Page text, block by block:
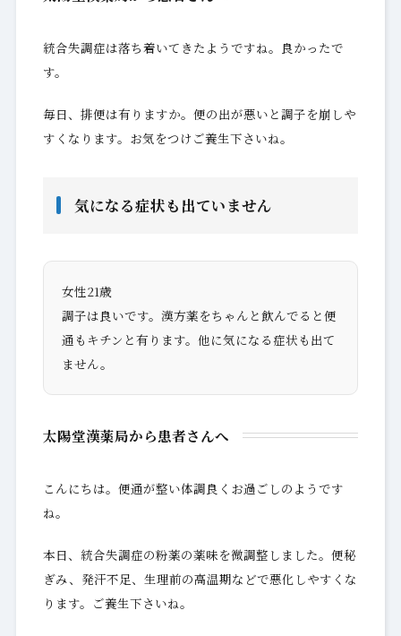
統合失調症は落ち着いてきたようですね。良かったで
す。
毎日、排便は有りますか。便の出が悪いと調子を崩しや
すくなります。お気をつけご養生下さいね。
気になる症状も出ていません
女性21歳
調子は良いです。漢方薬をちゃんと飲んでると便
通もキチンと有ります。他に気になる症状も出て
ません。
太陽堂漢薬局から患者さんへ
こんにちは。便通が整い体調良くお過ごしのようです
ね。
本日、統合失調症の粉薬の薬味を微調整しました。便秘
ぎみ、発汗不足、生理前の高温期などで悪化しやすくな
ります。ご養生下さいね。